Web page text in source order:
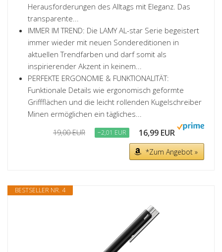
Herausforderungen des Alltags mit Eleganz. Das
transparente...
IMMER IM TREND: Die LAMY AL-star Serie begeistert
immer wieder mit neuen Sondereditionen in
aktuellen Trendfarben und darf somit als
inspirierender Akzent in keinem...
PERFEKTE ERGONOMIE & FUNKTIONALITÄT:
Funktionale Details wie ergonomisch geformte
Griffflächen und die leicht rollenden Kugelschreiber
Minen ermöglichen ein tägliches...
19,00 EUR −2,01 EUR 16,99 EUR
*Zum Angebot »
BESTSELLER NR. 4